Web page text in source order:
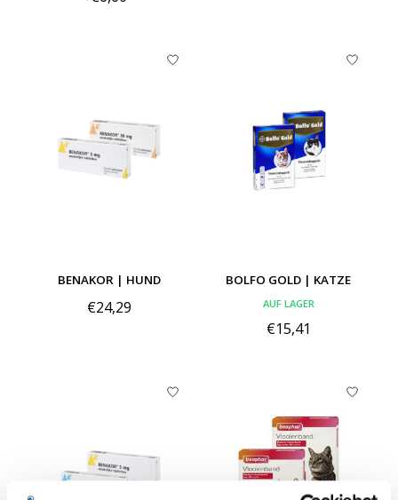
BENAKOR | HUND
€24,29
BOLFO GOLD | KATZE
AUF LAGER
€15,41